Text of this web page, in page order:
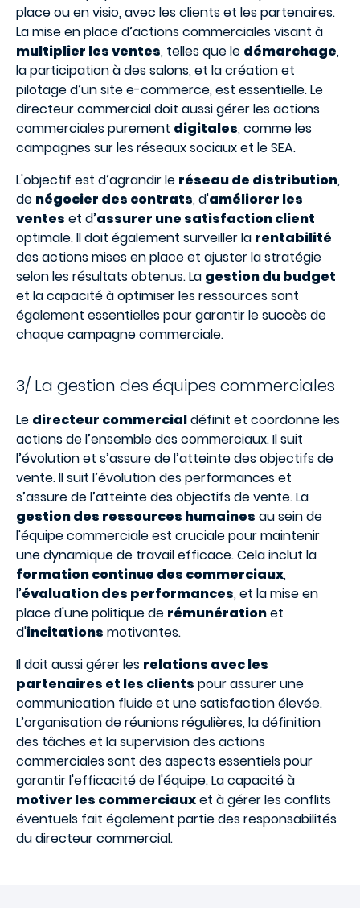
place ou en visio, avec les clients et les partenaires.
La mise en place d’actions commerciales visant à
multiplier les ventes, telles que le démarchage,
la participation à des salons, et la création et
pilotage d’un site e-commerce, est essentielle. Le
directeur commercial doit aussi gérer les actions
commerciales purement digitales, comme les
campagnes sur les réseaux sociaux et le SEA.
L'objectif est d’agrandir le réseau de distribution,
de négocier des contrats, d'améliorer les
ventes et d’assurer une satisfaction client
optimale. Il doit également surveiller la rentabilité
des actions mises en place et ajuster la stratégie
selon les résultats obtenus. La gestion du budget
et la capacité à optimiser les ressources sont
également essentielles pour garantir le succès de
chaque campagne commerciale.
3/ La gestion des équipes commerciales
Le directeur commercialdéfinit et coordonne les
actions de l’ensemble des commerciaux. Il suit
l’évolution et s’assure de l’atteinte des objectifs de
vente. Il suit l’évolution des performances et
s’assure de l’atteinte des objectifs de vente. La
gestion des ressources humaines au sein de
l'équipe commerciale est cruciale pour maintenir
une dynamique de travail efficace. Cela inclut la
formation continue des commerciaux,
l’évaluation des performances, et la mise en
place d'une politique de rémunérationet
d'incitations motivantes.
Il doit aussi gérer les relations avec les
partenaires et les clients pour assurer une
communication fluide et une satisfaction élevée.
L’organisation de réunions régulières, la définition
des tâches et la supervision des actions
commerciales sont des aspects essentiels pour
garantir l'efficacité de l'équipe. La capacité à
motiver les commerciauxet à gérer les conflits
éventuels fait également partie des responsabilités
du directeur commercial.